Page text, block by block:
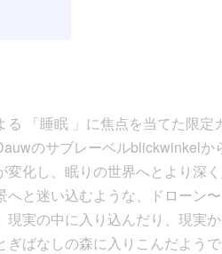
「睡眠 」に焦点を当てた限定
のサブレーベルblickwinkelか
化し、眠りの世界へとより深
と迷い込むような、ドローン
実の中に入り込んだり、現実
ばなしの森に入りこんだよう